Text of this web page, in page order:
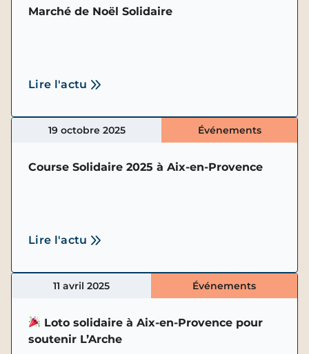
Marché de Noël Solidaire
Lire l'actu
19 octobre 2025 Événements
Course Solidaire 2025 à Aix-en-Provence
Lire l'actu
11 avril 2025 Événements
Loto solidaire à Aix-en-Provence pour
soutenir L’Arche